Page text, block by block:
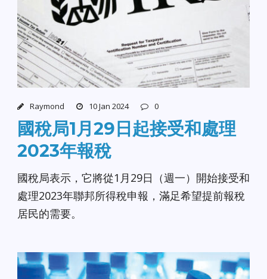
Raymond 10 Jan 2024 0
國稅局1月29日起接受和處理
2023年報稅
國稅局表示，它將從1月29日（週一）開始接受和
處理2023年聯邦所得稅申報，滿足希望提前報稅
居民的需要。